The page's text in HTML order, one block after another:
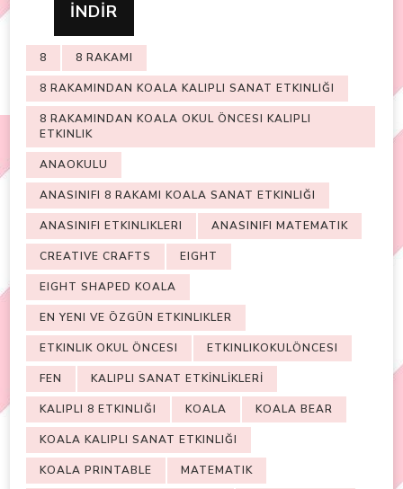
İNDİR
8 8 RAKAMI
8 RAKAMINDAN KOALA KALIPLI SANAT ETKINLIĞI
8 RAKAMINDAN KOALA OKUL ÖNCESI KALIPLI
ETKINLIK
ANAOKULU
ANASINIFI 8 RAKAMI KOALA SANAT ETKINLIĞI
ANASINIFI ETKINLIKLERI ANASINIFI MATEMATIK
CREATIVE CRAFTS EIGHT
EIGHT SHAPED KOALA
EN YENI VE ÖZGÜN ETKINLIKLER
ETKINLIK OKUL ÖNCESI ETKINLIKOKULÖNCESI
FEN KALIPLI SANAT ETKİNLİKLERİ
KALIPLI 8 ETKINLIĞI KOALA KOALA BEAR
KOALA KALIPLI SANAT ETKINLIĞI
KOALA PRINTABLE MATEMATIK